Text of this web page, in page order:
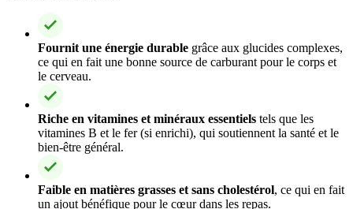
Fournit une énergie durable grâce aux glucides complexes,
ce qui en fait une bonne source de carburant pour le corps et
le cerveau.
Riche en vitamines et minéraux essentiels tels que les
vitamines B et le fer (si enrichi), qui soutiennent la santé et le
bien-être général.
Faible en matières grasses et sans cholestérol, ce qui en fait
un ajout bénéfique pour le cœur dans les repas.